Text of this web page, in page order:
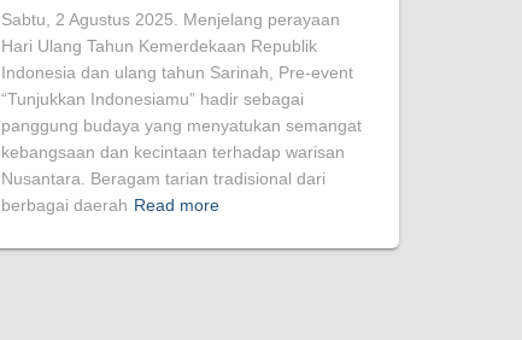
Sabtu, 2 Agustus 2025. Menjelang perayaan
Hari Ulang Tahun Kemerdekaan Republik
Indonesia dan ulang tahun Sarinah, Pre-event
“Tunjukkan Indonesiamu” hadir sebagai
panggung budaya yang menyatukan semangat
kebangsaan dan kecintaan terhadap warisan
Nusantara. Beragam tarian tradisional dari
berbagai daerah Read more